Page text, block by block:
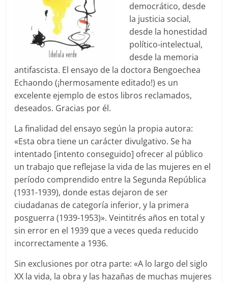
democrático, desde
la justicia social,
desde la honestidad
político-intelectual,
desde la memoria
antifascista. El ensayo de la doctora Bengoechea
Echaondo (¡hermosamente editado!) es un
excelente ejemplo de estos libros reclamados,
deseados. Gracias por él.
La finalidad del ensayo según la propia autora:
«Esta obra tiene un carácter divulgativo. Se ha
intentado [intento conseguido] ofrecer al público
un trabajo que reflejase la vida de las mujeres en el
período comprendido entre la Segunda República
(1931-1939), donde estas dejaron de ser
ciudadanas de categoría inferior, y la primera
posguerra (1939-1953)». Veintitrés años en total y
sin error en el 1939 que a veces queda reducido
incorrectamente a 1936.
Sin exclusiones por otra parte: «A lo largo del siglo
XX la vida, la obra y las hazañas de muchas mujeres